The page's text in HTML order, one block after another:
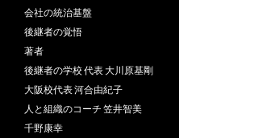
会社の統治基盤
後継者の覚悟
著者
後継者の学校 代表 大川原基剛
大阪校代表 河合由紀子
人と組織のコーチ 笠井智美
千野康幸